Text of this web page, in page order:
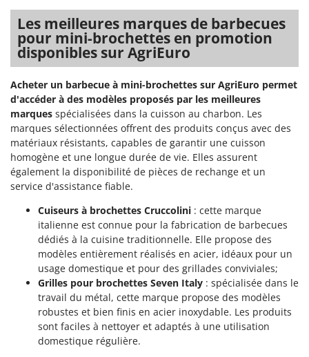
Les meilleures marques de barbecues
pour mini-brochettes en promotion
disponibles sur AgriEuro
Acheter un barbecue à mini-brochettes sur AgriEuro permet
d'accéder à des modèles proposés par les meilleures
marques spécialisées dans la cuisson au charbon. Les
marques sélectionnées offrent des produits conçus avec des
matériaux résistants, capables de garantir une cuisson
homogène et une longue durée de vie. Elles assurent
également la disponibilité de pièces de rechange et un
service d'assistance fiable.
Cuiseurs à brochettes Cruccolini : cette marque
italienne est connue pour la fabrication de barbecues
dédiés à la cuisine traditionnelle. Elle propose des
modèles entièrement réalisés en acier, idéaux pour un
usage domestique et pour des grillades conviviales;
Grilles pour brochettes Seven Italy : spécialisée dans le
travail du métal, cette marque propose des modèles
robustes et bien finis en acier inoxydable. Les produits
sont faciles à nettoyer et adaptés à une utilisation
domestique régulière.